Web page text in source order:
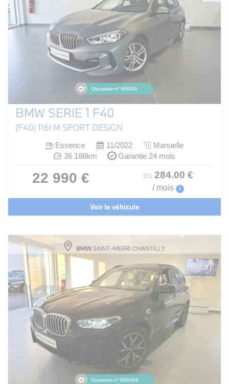
BMW SERIE 1 F40
(F40) 116I M SPORT DESIGN
Essence 11/2022
Manuelle
36 188km
Garantie 24 mois
22 990 € ou 284.00 €
/ mois i
Voir le véhicule